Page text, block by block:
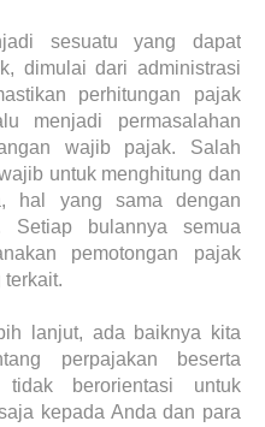
sesuatu yang dapat
dimulai dari administrasi
perhitungan pajak
menjadi permasalahan
wajib pajak. Salah
untuk menghitung dan
hal yang sama dengan
bulannya semua
pemotongan pajak
lanjut, ada baiknya kita
perpajakan beserta
berorientasi untuk
kepada Anda dan para